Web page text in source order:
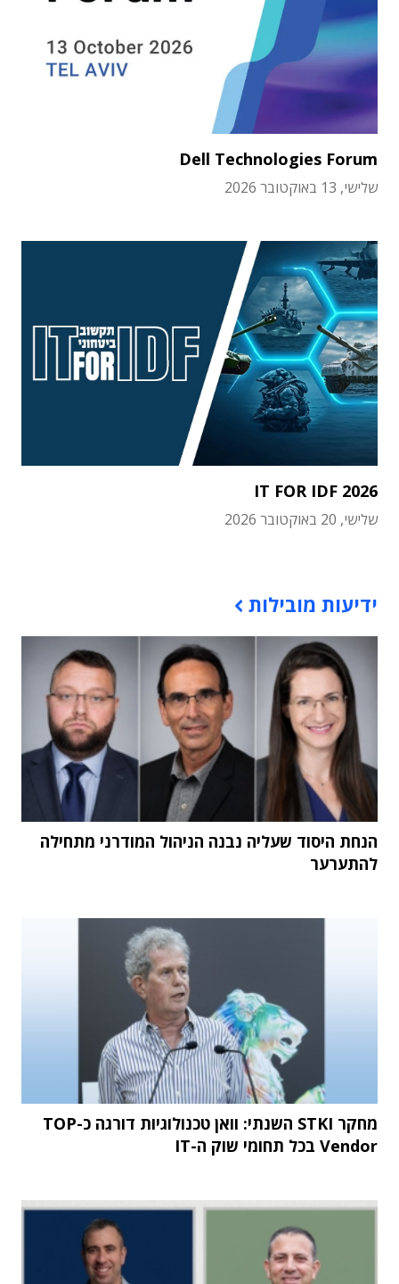
Dell Technologies Forum
שלישי, 13 באוקטובר 2026
IT FOR IDF 2026
שלישי, 20 באוקטובר 2026
ידיעות מובילות
הנחת היסוד שעליה נבנה הניהול המודרני מתחילה
להתערער
מחקר STKI השנתי: וואן טכנולוגיות דורגה כ-TOP
Vendor בכל תחומי שוק ה-IT